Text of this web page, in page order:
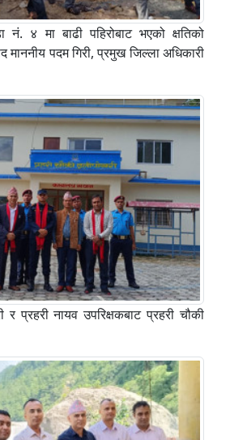
नं. ४ मा बाढी पहिरोबाट भएको क्षतिको
पदम गिरी, प्रमुख जिल्ला अधिकारी
प्रहरी नायव उपरिक्षकबाट प्रहरी चौकी